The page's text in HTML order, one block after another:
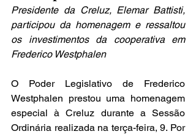
Presidente da Creluz, Elemar Battisti,
participou da homenagem e ressaltou
os investimentos da cooperativa em
Frederico Westphalen
O Poder Legislativo de Frederico
Westphalen prestou uma homenagem
especial à Creluz durante a Sessão
Ordinária realizada na terça-feira, 9. Por